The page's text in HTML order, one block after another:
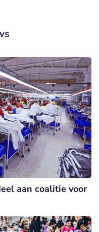
aan coalitie voor